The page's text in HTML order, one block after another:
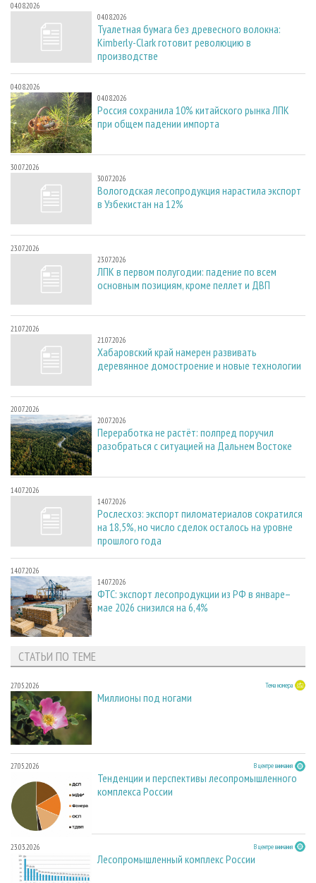
04.08.2026
04.08.2026
Туалетная бумага без древесного волокна:
Kimberly-Clark готовит революцию в
производстве
04.08.2026
04.08.2026
Россия сохранила 10% китайского рынка ЛПК
при общем падении импорта
30.07.2026
30.07.2026
Вологодская лесопродукция нарастила экспорт
в Узбекистан на 12%
23.07.2026
23.07.2026
ЛПК в первом полугодии: падение по всем
основным позициям, кроме пеллет и ДВП
21.07.2026
21.07.2026
Хабаровский край намерен развивать
деревянное домостроение и новые технологии
20.07.2026
20.07.2026
Переработка не растёт: полпред поручил
разобраться с ситуацией на Дальнем Востоке
14.07.2026
14.07.2026
Рослесхоз: экспорт пиломатериалов сократился
на 18,5%, но число сделок осталось на уровне
прошлого года
14.07.2026
14.07.2026
ФТС: экспорт лесопродукции из РФ в январе–
мае 2026 снизился на 6,4%
СТАТЬИ ПО ТЕМЕ
27.05.2026 Тема номера
Миллионы под ногами
27.05.2026 В центре внимания
Тенденции и перспективы лесопромышленного
комплекса России
23.03.2026 В центре внимания
Лесопромышленный комплекс России